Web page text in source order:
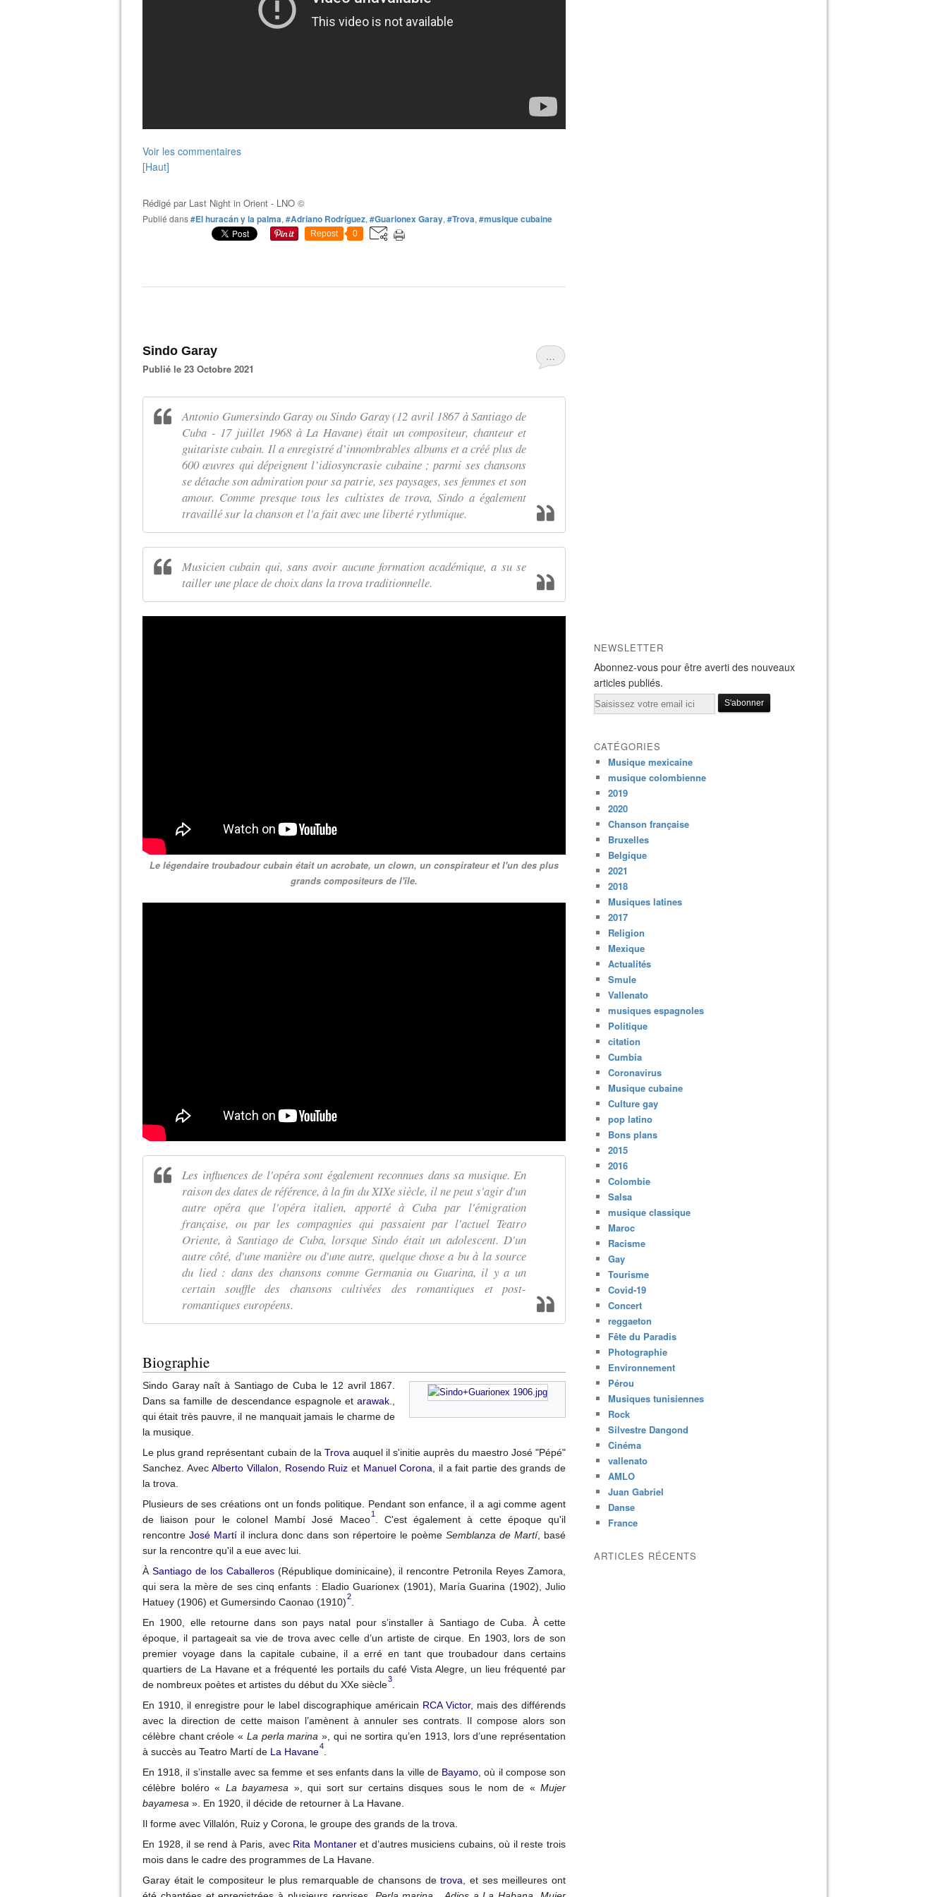
Voir les commentaires
[Haut]
Rédigé par Last Night in Orient - LNO ©
Publié dans#El huracán y la palma, #Adriano Rodríguez, #Guarionex Garay, #Trova, #musique cubaine
Repost 0
…
Sindo Garay
Publié le 23 Octobre 2021
Antonio Gumersindo Garay ou Sindo Garay (12 avril 1867 à Santiago de
Cuba - 17 juillet 1968 à La Havane) était un compositeur, chanteur et
guitariste cubain. Il a enregistré d’innombrables albums et a créé plus de
600 œuvres qui dépeignent l’idiosyncrasie cubaine ; parmi ses chansons
se détache son admiration pour sa patrie, ses paysages, ses femmes et son
amour. Comme presque tous les cultistes de trova, Sindo a également
travaillé sur la chanson et l'a fait avec une liberté rythmique.
Musicien cubain qui, sans avoir aucune formation académique, a su se
tailler une place de choix dans la trova traditionnelle.
Le légendaire troubadour cubain était un acrobate, un clown, un conspirateur et l'un des plus
grands compositeurs de l'île.
Les influences de l'opéra sont également reconnues dans sa musique. En
raison des dates de référence, à la fin du XIXe siècle, il ne peut s'agir d'un
autre opéra que l'opéra italien, apporté à Cuba par l'émigration
française, ou par les compagnies qui passaient par l'actuel Teatro
Oriente, à Santiago de Cuba, lorsque Sindo était un adolescent. D'un
autre côté, d'une manière ou d'une autre, quelque chose a bu à la source
du lied : dans des chansons comme Germania ou Guarina, il y a un
certain souffle des chansons cultivées des romantiques et post-
romantiques européens.
Biographie
Sindo Garay naît à Santiago de Cuba le 12 avril 1867.
Dans sa famille de descendance espagnole et arawak
qui était très pauvre, il ne manquait jamais le charme de
la musique.
Le plus grand représentant cubain de la Trova auquel il s'initie auprès du maestro José "Pépé"
Sanchez. Avec Alberto Villalon Rosendo Ruiz et Manuel Corona , il a fait partie des grands de
la trova.
Plusieurs de ses créations ont un fonds politique. Pendant son enfance, il a agi comme agent
de liaison pour le colonel Mambí José Maceo1. C'est également à cette époque qu'il
rencontre José Martí il inclura donc dans son répertoire le poème Semblanza de Martí, basé
sur la rencontre qu'il a eue avec lui.
À Santiago de los Caballeros (République dominicaine), il rencontre Petronila Reyes Zamora,
qui sera la mère de ses cinq enfants : Eladio Guarionex (1901), María Guarina (1902), Julio
Hatuey (1906) et Gumersindo Caonao (1910)2
En 1900, elle retourne dans son pays natal pour s’installer à Santiago de Cuba. À cette
époque, il partageait sa vie de trova avec celle d’un artiste de cirque. En 1903, lors de son
premier voyage dans la capitale cubaine, il a erré en tant que troubadour dans certains
quartiers de La Havane et a fréquenté les portails du café Vista Alegre, un lieu fréquenté par
de nombreux poètes et artistes du début du XXe siècle3
En 1910, il enregistre pour le label discographique américain RCA Victor, mais des différends
avec la direction de cette maison l’amènent à annuler ses contrats. Il compose alors son
célèbre chant créole « La perla marina », qui ne sortira qu’en 1913, lors d’une représentation
à succès au Teatro Martí de La Havane4
En 1918, il s’installe avec sa femme et ses enfants dans la ville de Bayamo , où il compose son
célèbre boléro « La bayamesa », qui sort sur certains disques sous le nom de « Mujer
bayamesa ». En 1920, il décide de retourner à La Havane.
Il forme avec Villalón, Ruiz y Corona, le groupe des grands de la trova.
En 1928, il se rend à Paris, avec Rita Montaner et d’autres musiciens cubains, où il reste trois
mois dans le cadre des programmes de La Havane.
Garay était le compositeur le plus remarquable de chansons de trova , et ses meilleures ont
NEWSLETTER
Abonnez-vous pour être averti des nouveaux
articles publiés.
Email
CATÉGORIES
Musique mexicaine
musique colombienne
2019
2020
Chanson française
Bruxelles
Belgique
2021
2018
Musiques latines
2017
Religion
Mexique
Actualités
Smule
Vallenato
musiques espagnoles
Politique
citation
Cumbia
Coronavirus
Musique cubaine
Culture gay
pop latino
Bons plans
2015
2016
Colombie
Salsa
musique classique
Maroc
Racisme
Gay
Tourisme
Covid-19
Concert
reggaeton
Fête du Paradis
Photographie
Environnement
Pérou
Musiques tunisiennes
Rock
Silvestre Dangond
Cinéma
vallenato
AMLO
Juan Gabriel
Danse
France
ARTICLES RÉCENTS